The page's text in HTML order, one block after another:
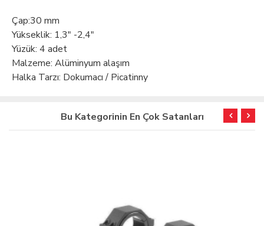
Çap:30 mm
Yükseklik: 1,3" -2,4"
Yüzük: 4 adet
Malzeme: Alüminyum alaşım
Halka Tarzı: Dokumacı / Picatinny
Bu Kategorinin En Çok Satanları